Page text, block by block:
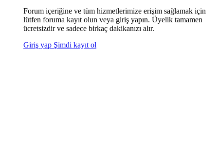
Forum içeriğine ve tüm hizmetlerimize erişim sağlamak için
lütfen foruma kayıt olun veya giriş yapın. Üyelik tamamen
ücretsizdir ve sadece birkaç dakikanızı alır.
Giriş yap Şimdi kayıt ol